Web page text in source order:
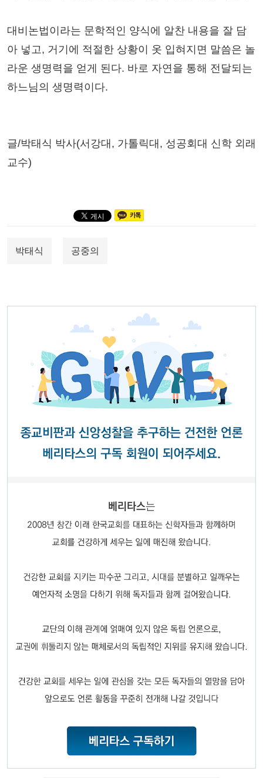
대비논법이라는 문학적인 양식에 알찬 내용을 잘 담
아 넣고, 거기에 적절한 상황이 옷 입혀지면 말씀은 놀
라운 생명력을 얻게 된다. 바로 자연을 통해 전달되는
하느님의 생명력이다.
글/박태식 박사(서강대, 가톨릭대, 성공회대 신학 외래
교수)
박태식 공중의